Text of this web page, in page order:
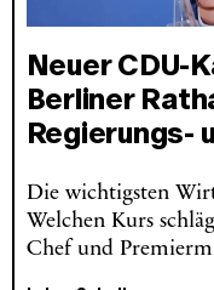
Neuer CDU-
Berliner
Regierungs-
Die wichtigsten
Welchen Kurs
Chef und